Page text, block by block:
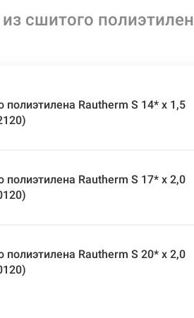
из сшитого
полиэтилена Rautherm S 14* x 1,5
полиэтилена Rautherm S 17* x 2,0
полиэтилена Rautherm S 20* x 2,0